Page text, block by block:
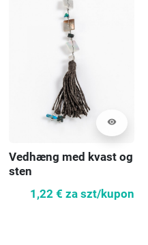
visibility
Vedhæng med kvast og
sten
1,22 € za szt/kupon